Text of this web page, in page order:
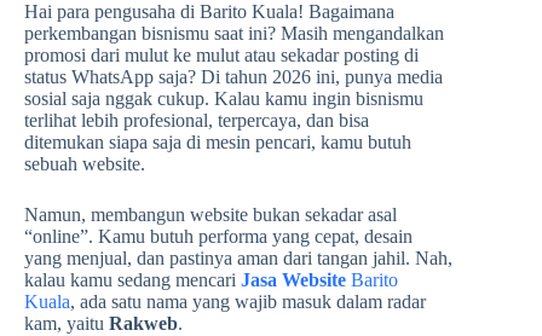
Hai para pengusaha di Barito Kuala! Bagaimana
perkembangan bisnismu saat ini? Masih mengandalkan
promosi dari mulut ke mulut atau sekadar posting di
status WhatsApp saja? Di tahun 2026 ini, punya media
sosial saja nggak cukup. Kalau kamu ingin bisnismu
terlihat lebih profesional, terpercaya, dan bisa
ditemukan siapa saja di mesin pencari, kamu butuh
sebuah website.
Namun, membangun website bukan sekadar asal
“online”. Kamu butuh performa yang cepat, desain
yang menjual, dan pastinya aman dari tangan jahil. Nah,
kalau kamu sedang mencari Jasa Website Barito
Kuala, ada satu nama yang wajib masuk dalam radar
kam, yaitu Rakweb.